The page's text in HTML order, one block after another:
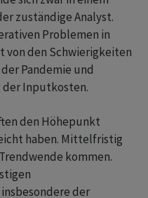
zuständige Analyst.
Problemen in
von den Schwierigkeiten
Pandemie und
der Inputkosten.
den Höhepunkt
haben. Mittelfristig
kommen.
der